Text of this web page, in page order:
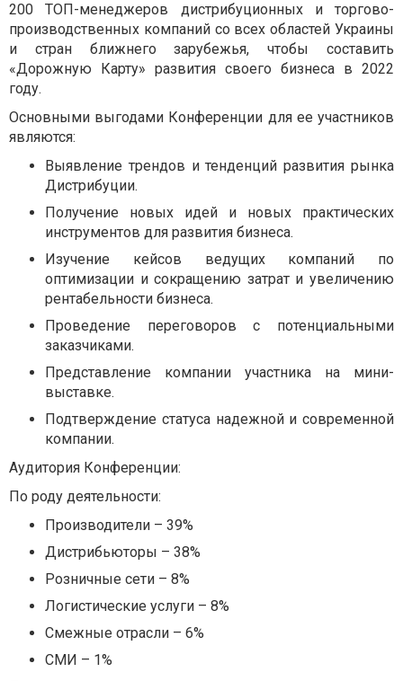
200 ТОП-менеджеров дистрибуционных и торгово-
производственных компаний со всех областей Украины
и стран ближнего зарубежья, чтобы составить
«Дорожную Карту» развития своего бизнеса в 2022
году.
Основными выгодами Конференции для ее участников
являются:
Выявление трендов и тенденций развития рынка
Дистрибуции.
Получение новых идей и новых практических
инструментов для развития бизнеса.
Изучение кейсов ведущих компаний по
оптимизации и сокращению затрат и увеличению
рентабельности бизнеса.
Проведение переговоров с потенциальными
заказчиками.
Представление компании участника на мини-
выставке.
Подтверждение статуса надежной и современной
компании.
Аудитория Конференции:
По роду деятельности:
Производители – 39%
Дистрибьюторы – 38%
Розничные сети – 8%
Логистические услуги – 8%
Смежные отрасли – 6%
СМИ – 1%